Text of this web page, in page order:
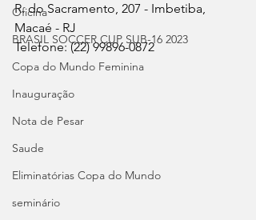
Oficina
BRASIL SOCCER CUP SUB-16 2023
Copa do Mundo Feminina
Inauguração
Nota de Pesar
Saude
Eliminatórias Copa do Mundo
seminário
R. do Sacramento, 207 - Imbetiba,
Macaé - RJ
Telefone: (22) 99896-0872